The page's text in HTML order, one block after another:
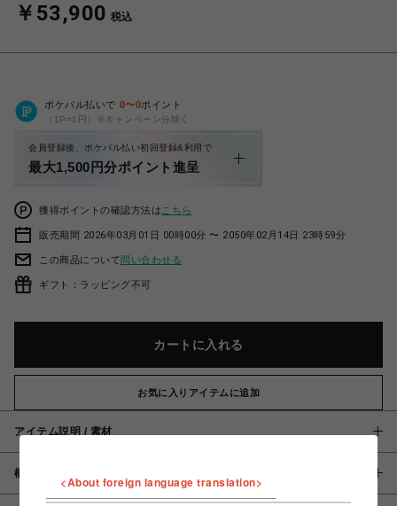
￥53,900 税込
ポケパル払いで 0〜0ポイント
（1P=1円）※キャンペーン分除く
会員登録後、ポケパル払い初回登録&利用で
最大1,500円分ポイント進呈
獲得ポイントの確認方法は こちら
販売期間 2026年03月01日 00時00分 〜 2050年02月14日 23時59分
この商品について問い合わせる
ギフト：ラッピング不可
カートに入れる
お気に入りアイテムに追加
アイテム説明 / 素材
概要
<About foreign language translation>